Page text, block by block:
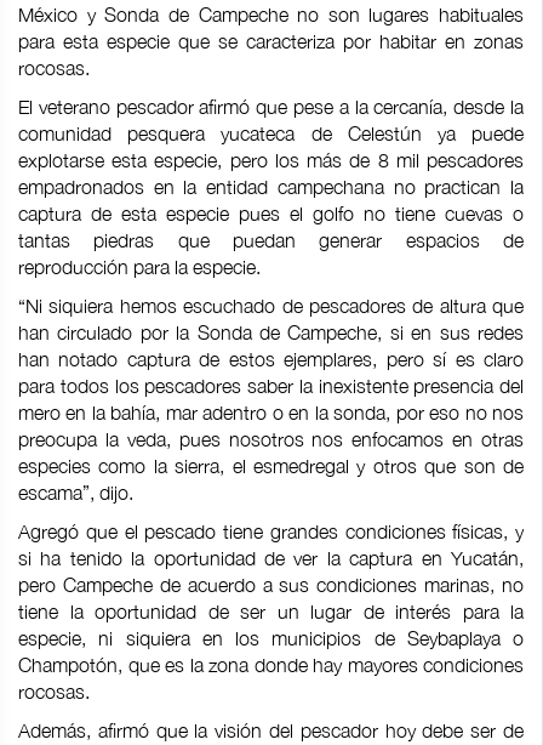
México y Sonda de Campeche no son lugares habituales
para esta especie que se caracteriza por habitar en zonas
rocosas.
El veterano pescador afirmó que pese a la cercanía, desde la
comunidad pesquera yucateca de Celestún ya puede
explotarse esta especie, pero los más de 8 mil pescadores
empadronados en la entidad campechana no practican la
captura de esta especie pues el golfo no tiene cuevas o
tantas piedras que puedan generar espacios de
reproducción para la especie.
“Ni siquiera hemos escuchado de pescadores de altura que
han circulado por la Sonda de Campeche, si en sus redes
han notado captura de estos ejemplares, pero sí es claro
para todos los pescadores saber la inexistente presencia del
mero en la bahía, mar adentro o en la sonda, por eso no nos
preocupa la veda, pues nosotros nos enfocamos en otras
especies como la sierra, el esmedregal y otros que son de
escama”, dijo.
Agregó que el pescado tiene grandes condiciones físicas, y
si ha tenido la oportunidad de ver la captura en Yucatán,
pero Campeche de acuerdo a sus condiciones marinas, no
tiene la oportunidad de ser un lugar de interés para la
especie, ni siquiera en los municipios de Seybaplaya o
Champotón, que es la zona donde hay mayores condiciones
rocosas.
Además, afirmó que la visión del pescador hoy debe ser de